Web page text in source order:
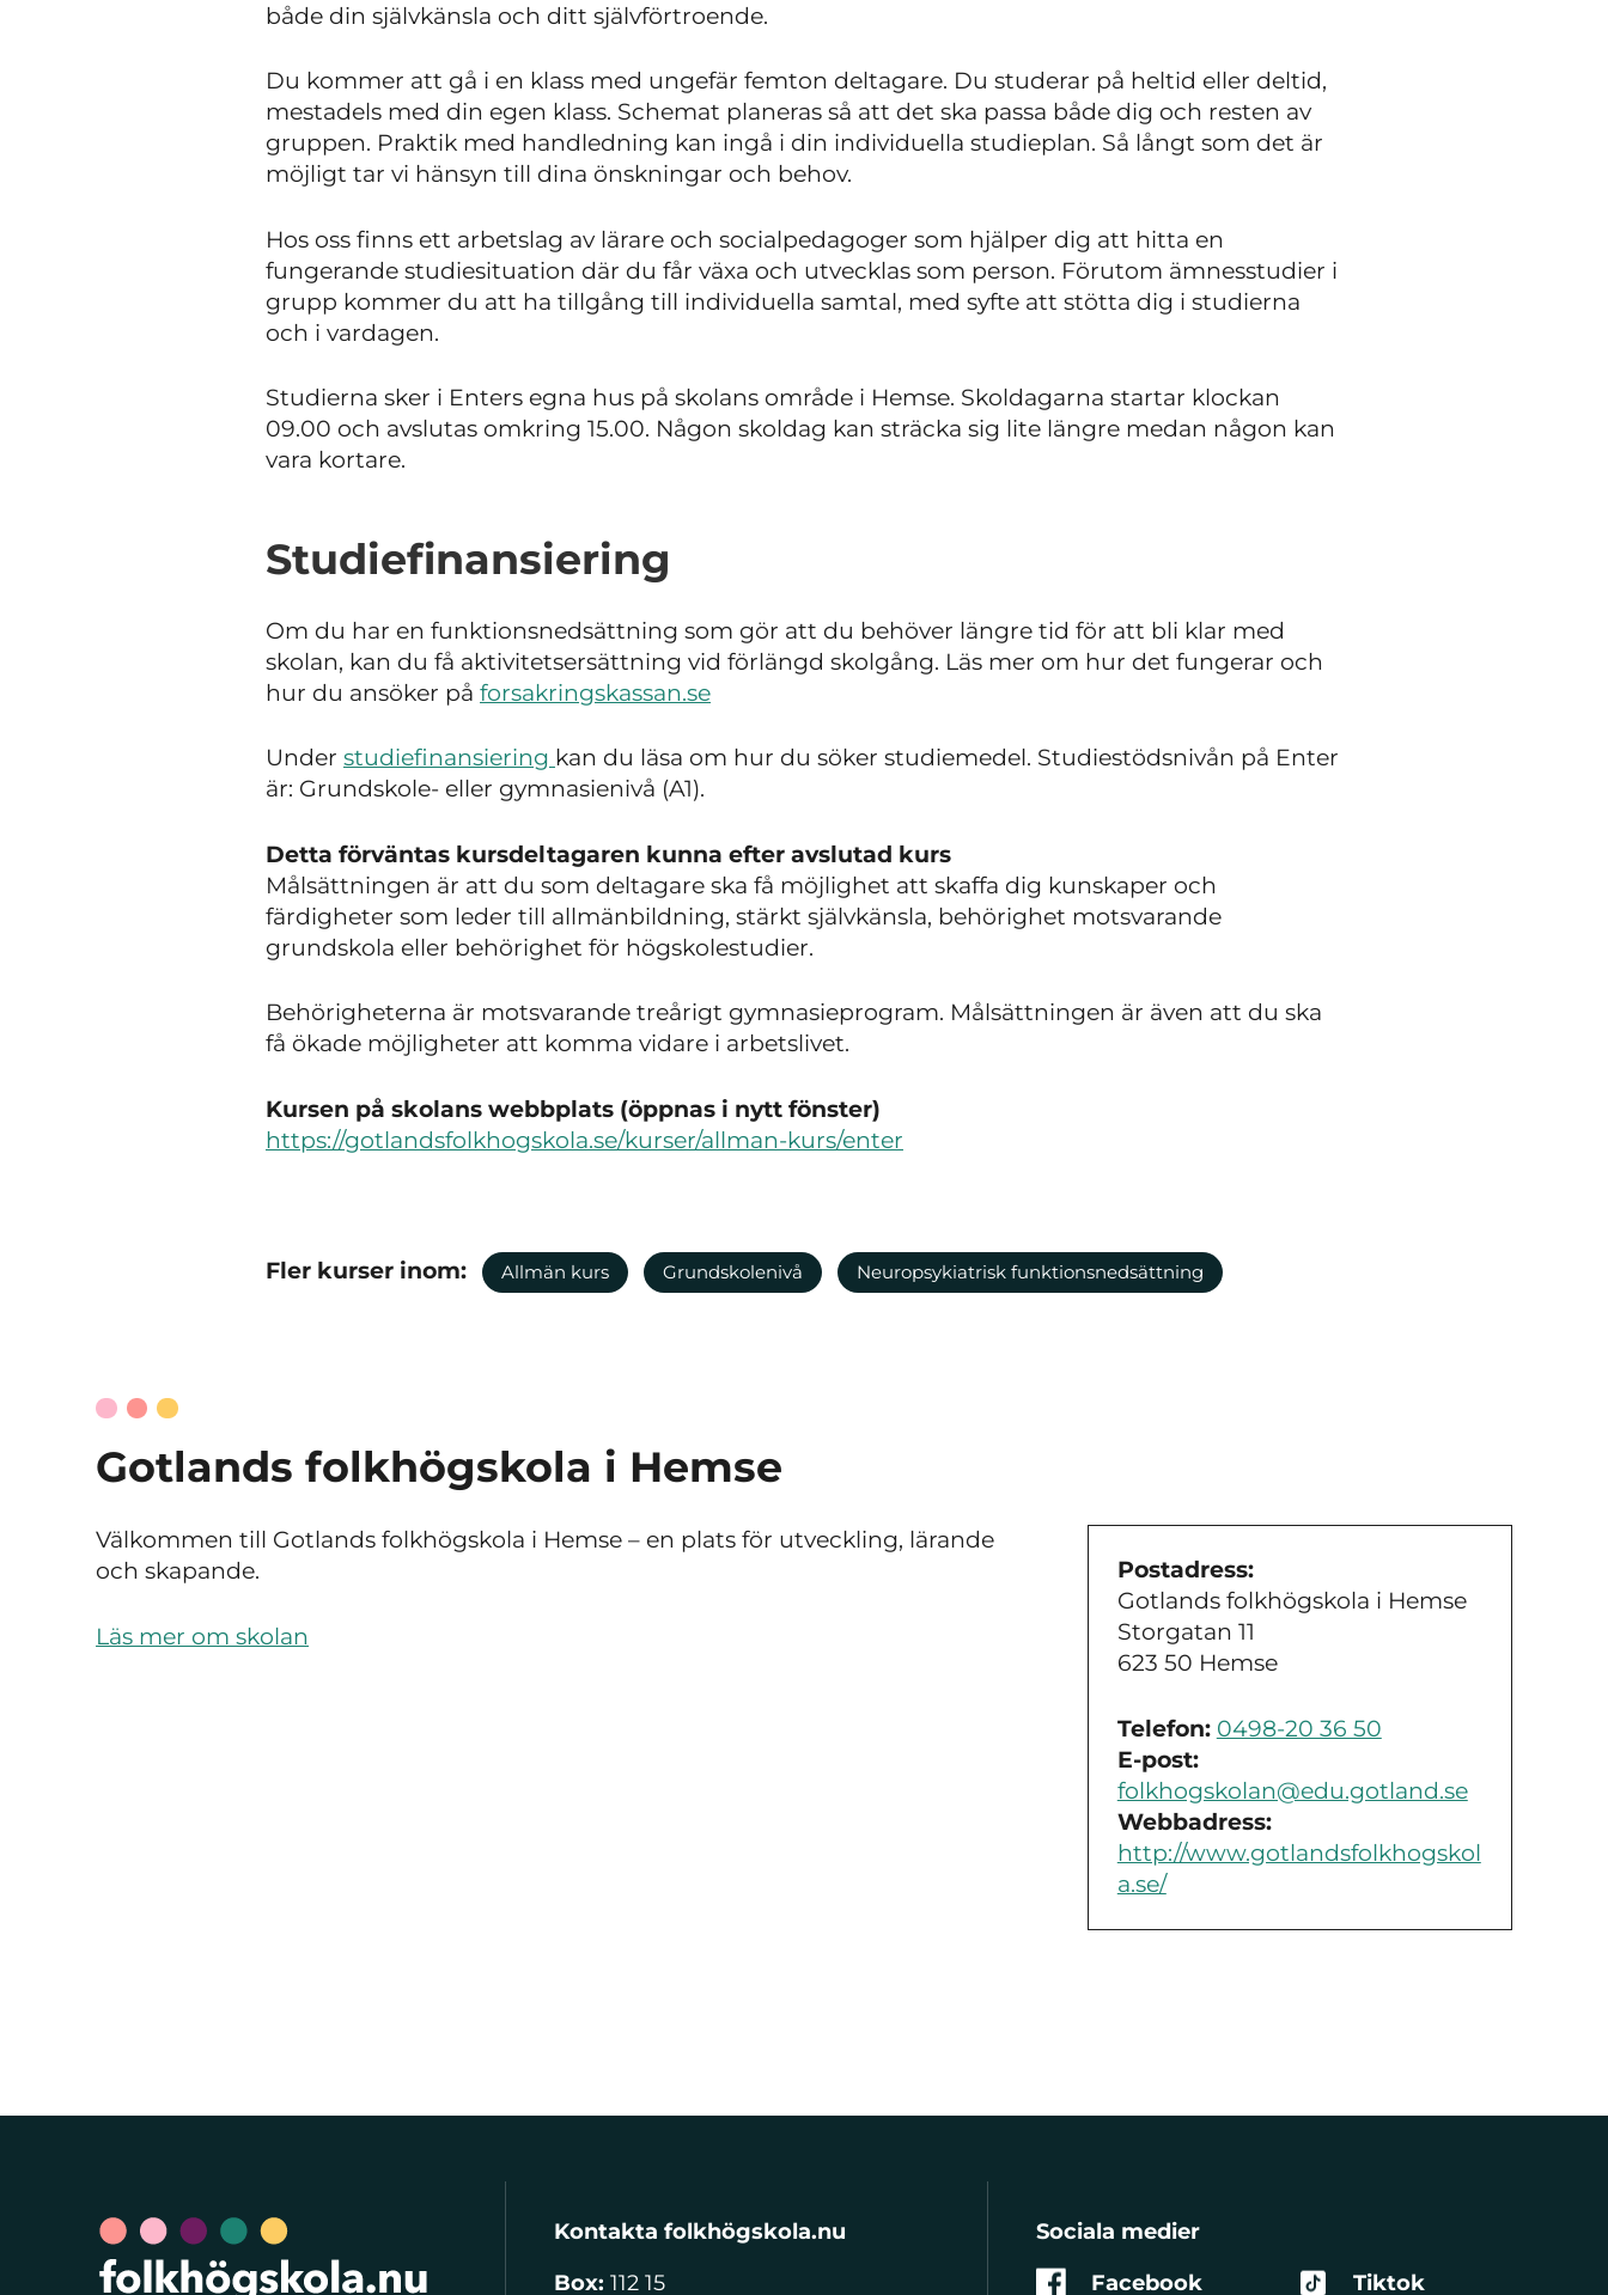
både din självkänsla och ditt självförtroende.
Du kommer att gå i en klass med ungefär femton deltagare. Du studerar på heltid eller deltid,
mestadels med din egen klass. Schemat planeras så att det ska passa både dig och resten av
gruppen. Praktik med handledning kan ingå i din individuella studieplan. Så långt som det är
möjligt tar vi hänsyn till dina önskningar och behov.
Hos oss finns ett arbetslag av lärare och socialpedagoger som hjälper dig att hitta en
fungerande studiesituation där du får växa och utvecklas som person. Förutom ämnesstudier i
grupp kommer du att ha tillgång till individuella samtal, med syfte att stötta dig i studierna
och i vardagen.
Studierna sker i Enters egna hus på skolans område i Hemse. Skoldagarna startar klockan
09.00 och avslutas omkring 15.00. Någon skoldag kan sträcka sig lite längre medan någon kan
vara kortare.
Studiefinansiering
Om du har en funktionsnedsättning som gör att du behöver längre tid för att bli klar med
skolan, kan du få aktivitetsersättning vid förlängd skolgång. Läs mer om hur det fungerar och
hur du ansöker på forsakringskassan.se
Under studiefinansiering kan du läsa om hur du söker studiemedel. Studiestödsnivån på Enter
är: Grundskole- eller gymnasienivå (A1).
Detta förväntas kursdeltagaren kunna efter avslutad kurs
Målsättningen är att du som deltagare ska få möjlighet att skaffa dig kunskaper och
färdigheter som leder till allmänbildning, stärkt självkänsla, behörighet motsvarande
grundskola eller behörighet för högskolestudier.
Behörigheterna är motsvarande treårigt gymnasieprogram. Målsättningen är även att du ska
få ökade möjligheter att komma vidare i arbetslivet.
Kursen på skolans webbplats (öppnas i nytt fönster)
https://gotlandsfolkhogskola.se/kurser/allman-kurs/enter
Fler kurser inom: Allmän kurs Grundskolenivå Neuropsykiatrisk funktionsnedsättning
Gotlands folkhögskola i Hemse
Välkommen till Gotlands folkhögskola i Hemse – en plats för utveckling, lärande
och skapande.
Läs mer om skolan
Postadress:
Gotlands folkhögskola i Hemse
Storgatan 11
623 50 Hemse
Telefon: 0498-20 36 50
E-post:
folkhogskolan@edu.gotland.se
Webbadress:
http://www.gotlandsfolkhogskol
a.se/
Kontakta folkhögskola.nu
Box:112 15
Sociala medier
Facebook
Tiktok